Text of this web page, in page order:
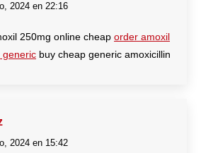
2024 en 22:16
250mg online cheap order amoxil
generic buy cheap generic amoxicillin
2024 en 15:42